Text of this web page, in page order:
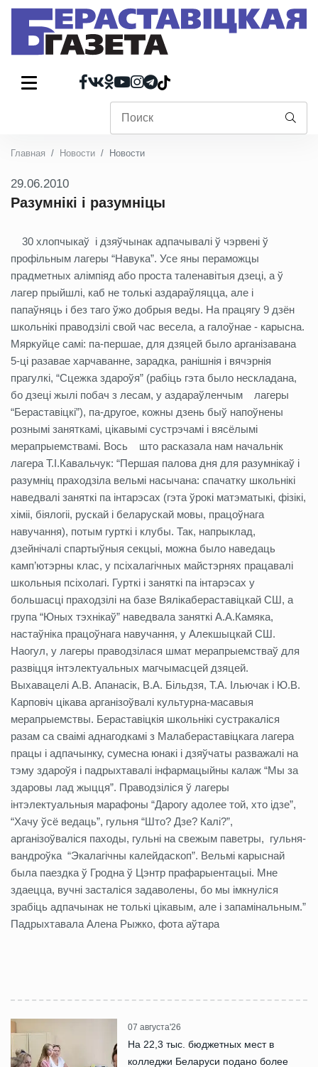
Главная Новости Новости
29.06.2010
Разумнікі і разумніцы
30 хлопчыкаў і дзяўчынак адпачывалі ў чэрвені ў
профільным лагеры “Навука”. Усе яны пераможцы
прадметных алімпіяд або проста таленавітыя дзеці, а ў
лагер прыйшлі, каб не толькі аздараўляцца, але і
папаўняць і без таго ўжо добрыя веды. На працягу 9 дзён
школьнікі праводзілі свой час весела, а галоўнае - карысна.
Мяркуйце самі: па-першае, для дзяцей было арганізавана
5-ці разавае харчаванне, зарадка, ранішнія і вячэрнія
прагулкі, “Сцежка здароўя” (рабіць гэта было нескладана,
бо дзеці жылі побач з лесам, у аздараўленчым лагеры
“Бераставіцкі”), па-другое, кожны дзень быў напоўнены
рознымі заняткамі, цікавымі сустрэчамі і вясёлымі
мерапрыемствамі. Вось што расказала нам начальнік
лагера Т.І.Кавальчук: “Першая палова дня для разумнікаў і
разумніц праходзіла вельмі насычана: спачатку школьнікі
наведвалі заняткі па інтарэсах (гэта ўрокі матэматыкі, фізікі,
хіміі, біялогіі, рускай і беларускай мовы, працоўнага
навучання), потым гурткі і клубы. Так, напрыклад,
дзейнічалі спартыўныя секцыі, можна было наведаць
камп’ютэрны клас, у псіхалагічных майстэрнях працавалі
школьныя псіхолагі. Гурткі і заняткі па інтарэсах у
большасці праходзілі на базе Вялікабераставіцкай СШ, а
група “Юных тэхнікаў” наведвала заняткі А.А.Камяка,
настаўніка працоўнага навучання, у Алекшыцкай СШ.
Наогул, у лагеры праводзілася шмат мерапрыемстваў для
развіцця інтэлектуальных магчымасцей дзяцей.
Выхавацелі А.В. Апанасік, В.А. Більдзя, Т.А. Ільючак і Ю.В.
Карповіч цікава арганізоўвалі культурна-масавыя
мерапрыемствы. Бераставіцкія школьнікі сустракаліся
разам са сваімі аднагодкамі з Малабераставіцкага лагера
працы і адпачынку, сумесна юнакі і дзяўчаты разважалі на
тэму здароўя і падрыхтавалі інфармацыйны калаж “Мы за
здаровы лад жыцця”. Праводзіліся ў лагеры
інтэлектуальныя марафоны “Дарогу адолее той, хто ідзе”,
“Хачу ўсё ведаць”, гульня “Што? Дзе? Калі?”,
арганізоўваліся паходы, гульні на свежым паветры, гульня-
вандроўка “Экалагічны калейдаскоп”. Вельмі карыснай
была паездка ў Гродна ў Цэнтр прафарыентацыі. Мне
здаецца, вучні засталіся задаволены, бо мы імкнуліся
зрабіць адпачынак не толькі цікавым, але і запамінальным.”
Падрыхтавала Алена Рыжко, фота аўтара
07 августа'26
На 22,3 тыс. бюджетных мест в
колледжи Беларуси подано более